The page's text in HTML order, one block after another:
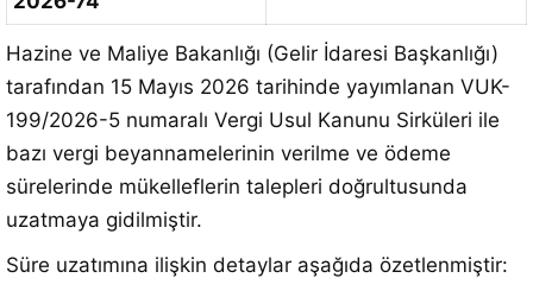
Hazine ve Maliye Bakanlığı (Gelir İdaresi Başkanlığı)
tarafından 15 Mayıs 2026 tarihinde yayımlanan VUK-
199/2026-5 numaralı Vergi Usul Kanunu Sirküleri ile
bazı vergi beyannamelerinin verilme ve ödeme
sürelerinde mükelleflerin talepleri doğrultusunda
uzatmaya gidilmiştir.
Süre uzatımına ilişkin detaylar aşağıda özetlenmiştir: